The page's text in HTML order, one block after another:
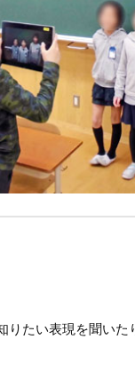
たい表現を聞いた